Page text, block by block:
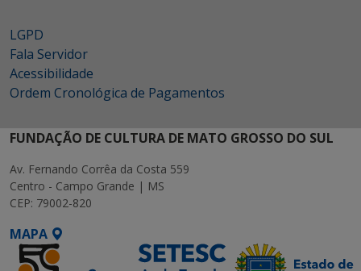
LGPD
Fala Servidor
Acessibilidade
Ordem Cronológica de Pagamentos
FUNDAÇÃO DE CULTURA DE MATO GROSSO DO SUL
Av. Fernando Corrêa da Costa 559
Centro - Campo Grande | MS
CEP: 79002-820
MAPA